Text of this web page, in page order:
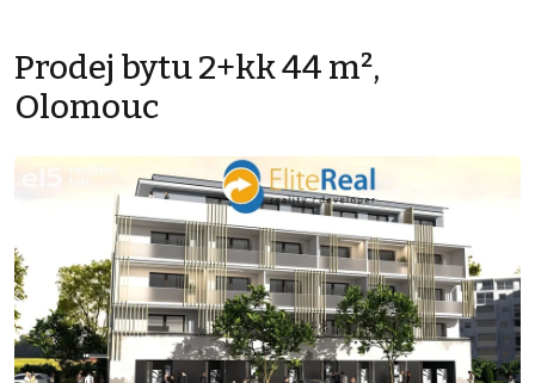
Prodej bytu 2+kk 44 m²,
Olomouc